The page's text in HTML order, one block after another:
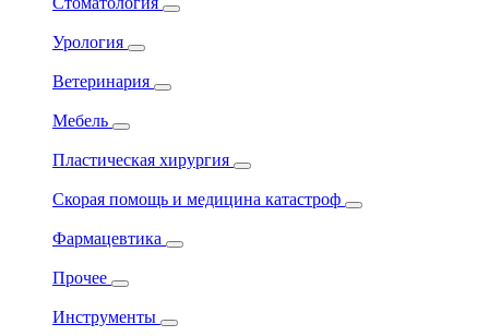
Урология
Ветеринария
Мебель
Пластическая хирургия
Скорая помощь и медицина катастроф
Фармацевтика
Прочее
Инструменты